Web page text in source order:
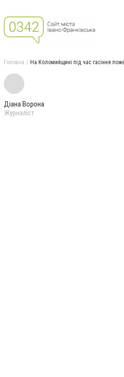
Головна На Коломийщині під час гасіння
Діана Ворона
Журналіст